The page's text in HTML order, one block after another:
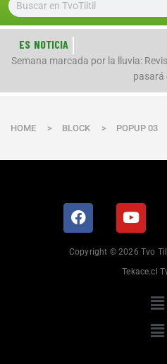
ES NOTICIA
Semana marcada por la lluvia:
pasará
HOME > BLOCK > POPUP 03
Copyright © 2026 Tvo
Tekace.cl